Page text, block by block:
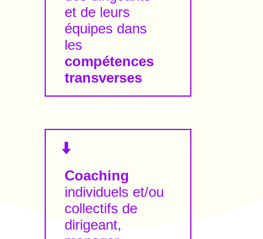
et de leurs
équipes dans
les
compétences
transverses
Coaching
individuels et/ou
collectifs de
dirigeant,